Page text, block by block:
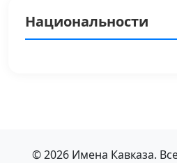
Национальности
© 2026 Имена Кавказа.